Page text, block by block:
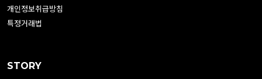
개인정보취급방침
특정거래법
STORY